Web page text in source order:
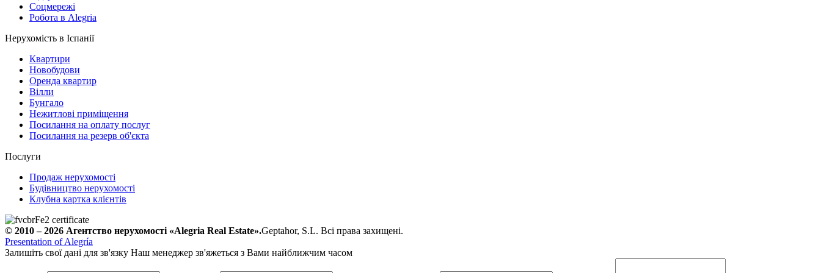
Соцмережі
Робота в Alegria
Нерухомість в Іспанії
Квартири
Новобудови
Оренда квартир
Вілли
Бунгало
Нежитлові приміщення
Посилання на оплату послуг
Посилання на резерв об'єкта
Послуги
Продаж нерухомості
Будівництво нерухомості
Клубна картка клієнтів
© 2010 – 2026 Агентство нерухомості «Alegria Real Estate».Geptahor, S.L. Всі права захищені.
Presentation of Alegría
Залишіть свої дані для зв'язку Наш менеджер зв'яжеться з Вами найближчим часом